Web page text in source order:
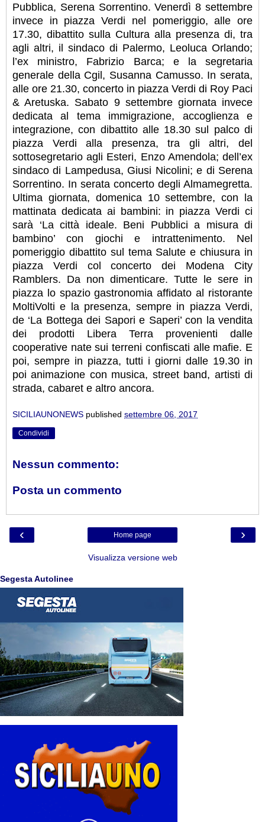
Pubblica, Serena Sorrentino. Venerdì 8 settembre
invece in piazza Verdi nel pomeriggio, alle ore
17.30, dibattito sulla Cultura alla presenza di, tra
agli altri, il sindaco di Palermo, Leoluca Orlando;
l’ex ministro, Fabrizio Barca; e la segretaria
generale della Cgil, Susanna Camusso. In serata,
alle ore 21.30, concerto in piazza Verdi di Roy Paci
& Aretuska. Sabato 9 settembre giornata invece
dedicata al tema immigrazione, accoglienza e
integrazione, con dibattito alle 18.30 sul palco di
piazza Verdi alla presenza, tra gli altri, del
sottosegretario agli Esteri, Enzo Amendola; dell’ex
sindaco di Lampedusa, Giusi Nicolini; e di Serena
Sorrentino. In serata concerto degli Almamegretta.
Ultima giornata, domenica 10 settembre, con la
mattinata dedicata ai bambini: in piazza Verdi ci
sarà ‘La città ideale. Beni Pubblici a misura di
bambino’ con giochi e intrattenimento. Nel
pomeriggio dibattito sul tema Salute e chiusura in
piazza Verdi col concerto dei Modena City
Ramblers. Da non dimenticare. Tutte le sere in
piazza lo spazio gastronomia affidato al ristorante
MoltiVolti e la presenza, sempre in piazza Verdi,
de ‘La Bottega dei Sapori e Saperi’ con la vendita
dei prodotti Libera Terra provenienti dalle
cooperative nate sui terreni confiscati alle mafie. E
poi, sempre in piazza, tutti i giorni dalle 19.30 in
poi animazione con musica, street band, artisti di
strada, cabaret e altro ancora.
SICILIAUNONEWS published settembre 06, 2017
Condividi
Nessun commento:
Posta un commento
‹ ›
Home page
Visualizza versione web
Segesta Autolinee